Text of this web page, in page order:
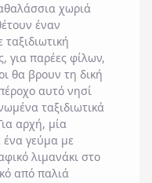
χωριά
έναν
για παρέες φίλων,
θα βρουν τη δική
αυτό νησί
ταξιδιωτικά
αρχή, μία
γεύμα με
λιμανάκι στο
από παλιά